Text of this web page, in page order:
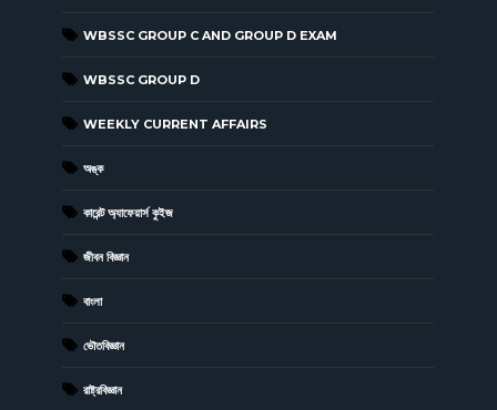
WBSSC GROUP C AND GROUP D EXAM
WBSSC GROUP D
WEEKLY CURRENT AFFAIRS
অঙ্ক
কারেন্ট অ্যাফেয়ার্স কুইজ
জীবন বিজ্ঞান
বাংলা
ভৌতবিজ্ঞান
রাষ্ট্রবিজ্ঞান